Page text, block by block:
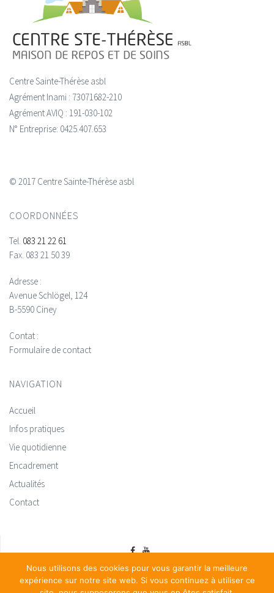
Centre Sainte-Thérèse asbl
Agrément Inami : 73071682-210
Agrément AVIQ : 191-030-102
N° Entreprise: 0425.407.653
© 2017 Centre Sainte-Thérèse asbl
COORDONNÉES
Tel. 083 21 22 61
Fax. 083 21 50 39
Adresse :
Avenue Schlögel, 124
B-5590 Ciney
Contat :
Formulaire de contact
NAVIGATION
Accueil
Infos pratiques
Vie quotidienne
Encadrement
Actualités
Contact
<a href="https://www.centre-sainte-therese.be/files/uploads/2019/02/Dossier-
Nous utilisons des cookies pour vous garantir la meilleure
expérience sur notre site web. Si vous continuez à utiliser ce